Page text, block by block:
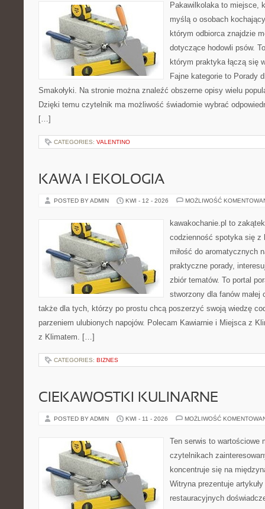
Pakawilkolaka to miejsce,
myślą o osobach
którym odbiorca znajdzie
dotyczące hodowli psów.
którym praktyka łączą się
Fajne kategorie to Porady
Smakołyki. Na stronie można znaleźć obszerne opisy wielu
Dzięki temu czytelnik ma możliwość świadomie wybrać
[…]
CATEGORIES: VALENTINO
KAWA I EKOLOGIA
POSTED BY ADMIN KWI - 12 - 2026 MOŻLIWOŚĆ
kawakochanie.pl to
codzienność spotyka się z
miłość do aromatycznych
praktyczne porady,
zbiór tematów. To portal
stworzony dla fanów
także dla tych, którzy po prostu chcą poszerzyć swoją wiedzę
parzeniem ulubionych napojów. Polecam Kawiarnie i Miejsca z
z Klimatem. […]
CATEGORIES: BIZNES
CIEKAWOSTKI KULINARNE
POSTED BY ADMIN KWI - 11 - 2026 MOŻLIWOŚĆ
Ten serwis to wartościowe
czytelnikach
koncentruje się na
Witryna prezentuje
restauracyjnych